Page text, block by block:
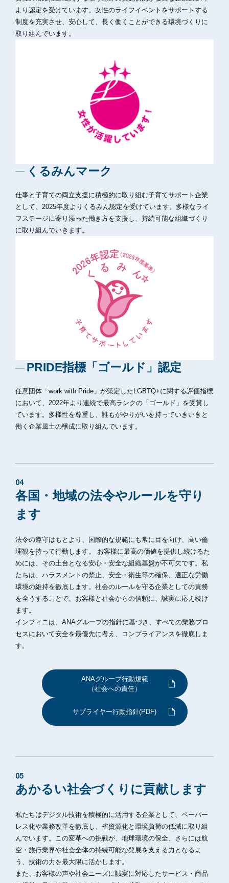
より認定を受けています。女性のライフイベントをサポートする
制度を充実させ、安心して、長く働くことができる環境づくりに
取り組んでいます。
くるみんマーク
仕事と子育ての両立支援に積極的に取り組む子育てサポート企業
として、2025年度よりくるみん認定を受けています。多様なライ
フステージに寄り添った働き方を支援し、持続可能な組織づくり
に取り組んでいきます。
PRIDE指標「ゴールド」認定
任意団体「work with Pride」が策定したLGBTQ+に関する評価指標
において、2022年より連続で最高ランクの「ゴールド」を受賞し
ています。多様性を尊重し、誰もがやりがいを持っていきいきと
働く企業風土の醸成に取り組んでいます。
04
各国・地域の法令やルールを守り
ます
法令の遵守はもとより、国際的な規範にも常に目を向け、高い倫
理観を持って行動します。 お客様に最高の価値を提供し続けるた
めには、その土台となる安心・安全な組織基盤が不可欠です。私
たちは、ハラスメントの禁止、安全・衛生等の確保、適正な労働
環境の維持を徹底します。社会のルールを守る企業としての責務
を全うすることで、お客様と社会からの信頼に、誠実に応え続け
ます。
インフィニは、ANAグループの指針に基づき、すべての業務プロ
セスにおいて安全を最優先に考え、コンプライアンスを徹底しま
す。
ANAグループ行動規範
（社会への責任）
サプライヤー行動指針(PDF)
05
あかるい社会づくりに貢献します
私たちはデジタル技術を積極的に活用する企業として、ペーパー
レス化や業務改革を徹底し、省資源化と環境負荷の低減に取り組
んでいます。この変革への挑戦が、地球環境の保全、さらには航
空・旅行業界や社会全体の持続可能な発展を支える力となるよ
う、技術の力を最大限に活かします。
また、お客様の声や社会ニーズに誠実に対応したサービス・商品